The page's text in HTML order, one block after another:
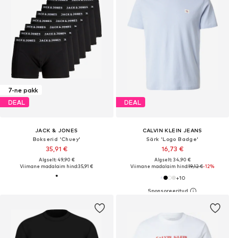
7-ne pakk
DEAL
JACK & JONES
Bokserid 'Chuey'
35,91 €
Algselt: 49,90 €
Viimane madalaim hind:35,91 €
DEAL
CALVIN KLEIN JEANS
Särk 'Logo Badge'
16,73 €
Algselt: 34,90 €
Viimane madalaim hind:19,12 €-12%
+10